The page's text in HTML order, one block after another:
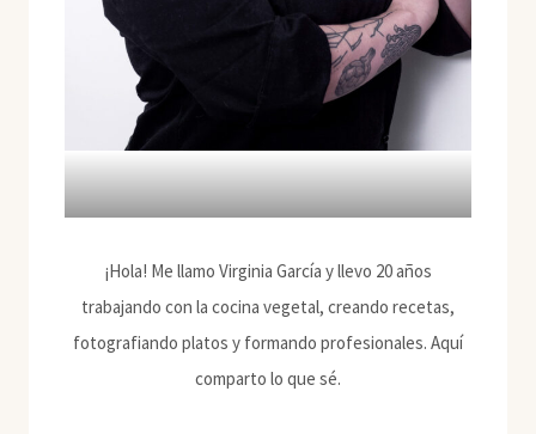
¡Hola! Me llamo Virginia García y llevo 20 años
trabajando con la cocina vegetal, creando recetas,
fotografiando platos y formando profesionales. Aquí
comparto lo que sé.